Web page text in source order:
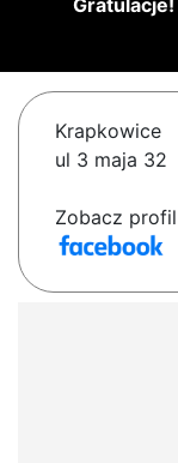
Gratulacje!
Krapkowice
ul 3 maja 32
Zobacz